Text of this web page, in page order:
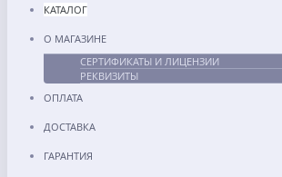
КАТАЛОГ
О МАГАЗИНЕ
СЕРТИФИКАТЫ И ЛИЦЕНЗИИ
РЕКВИЗИТЫ
ОПЛАТА
ДОСТАВКА
ГАРАНТИЯ